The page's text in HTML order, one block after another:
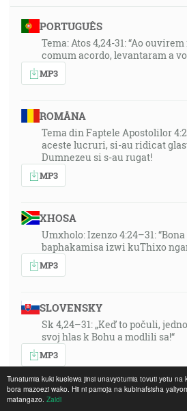
Tunatumia kuki kuelewa jinsi unavyotumia tovuti yetu na
bora mazoezi wako. Hii ni pamoja na kubinafsisha
matangazo. Zaidi
PORTUGUÊS
Tema: Atos 4,24-31: “Ao
comum acordo, levantaram a
MP3
ROMÂNA
Tema din Faptele Apostolilor
aceste lucruri, si-au ridicat
Dumnezeu si s-au rugat!
MP3
XHOSA
Umxholo: Izenzo 4:24–31:
baphakamisa izwi kuThixo
MP3
SLOVENSKY
Sk 4,24–31: „Keď to počuli,
svoj hlas k Bohu a modlili sa!“
MP3
РУССКИЙ ЯЗЫК